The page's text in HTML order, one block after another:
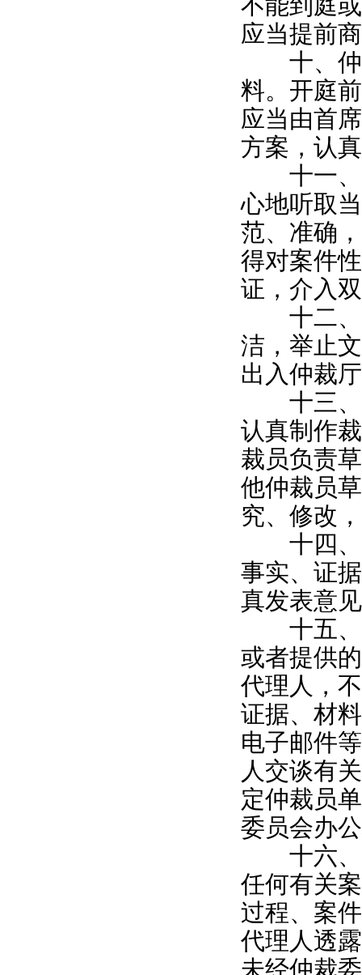
不能到庭
应当提前
十、仲
料。开庭
应当由首
方案，认
十一、
心地听取
范、准确
得对案件
证，介入
十二、
洁，举止
出入仲裁
十三、
认真制作
裁员负责
他仲裁员
究、修改
十四、
事实、证
真发表意
十五、
或者提供
代理人，
证据、材
电子邮件
人交谈有
定仲裁员
委员会办
十六、
任何有关
过程、案
代理人透
未经仲裁